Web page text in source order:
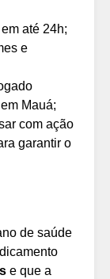
até 24h;
e
Mauá;
com ação
garantir o
de saúde
e que a